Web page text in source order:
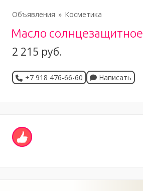
Объявления Косметика
Масло солнцезащитное
2 215 руб.
+7 918 476-66-60 Написать